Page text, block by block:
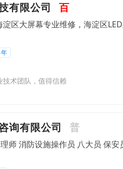
有限公司 百
区大屏幕专业维修，海淀区
术团队，值得信赖
询有限公司 普
师 消防设施操作员 八大员 保安